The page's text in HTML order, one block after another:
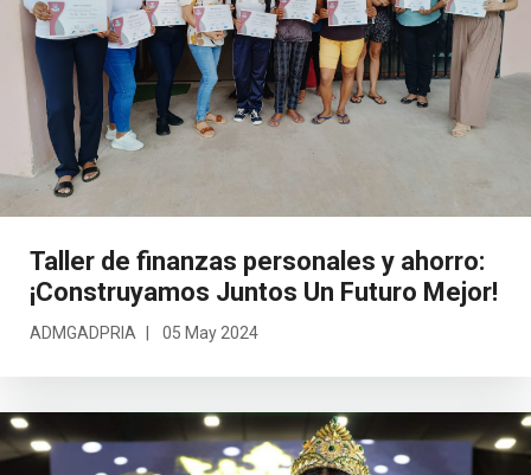
Taller de finanzas personales y ahorro:
¡Construyamos Juntos Un Futuro Mejor!
ADMGADPRIA 05 May 2024